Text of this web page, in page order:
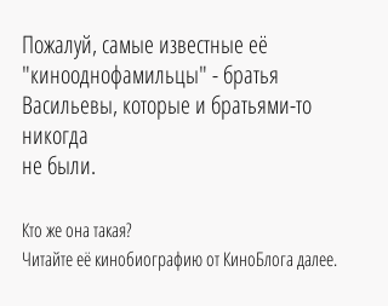
Пожалуй, самые известные её
"кинооднофамильцы" - братья
Васильевы, которые и братьями-то
никогда
не были.
Кто же она такая?
Читайте её кинобиографию от КиноБлога далее.